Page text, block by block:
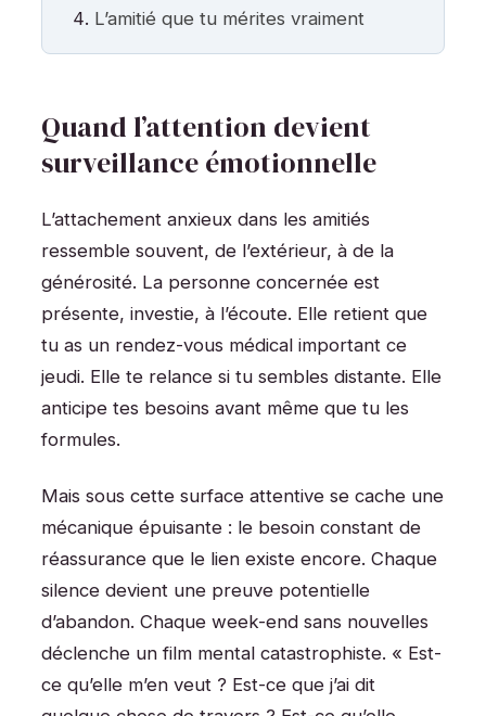
L’amitié que tu mérites vraiment
Quand l’attention devient
surveillance émotionnelle
L’attachement anxieux dans les amitiés
ressemble souvent, de l’extérieur, à de la
générosité. La personne concernée est
présente, investie, à l’écoute. Elle retient que
tu as un rendez-vous médical important ce
jeudi. Elle te relance si tu sembles distante. Elle
anticipe tes besoins avant même que tu les
formules.
Mais sous cette surface attentive se cache une
mécanique épuisante : le besoin constant de
réassurance que le lien existe encore. Chaque
silence devient une preuve potentielle
d’abandon. Chaque week-end sans nouvelles
déclenche un film mental catastrophiste. « Est-
ce qu’elle m’en veut ? Est-ce que j’ai dit